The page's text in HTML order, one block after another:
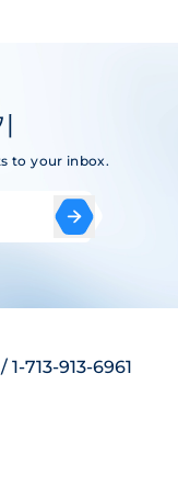
to your inbox.
713-913-6961